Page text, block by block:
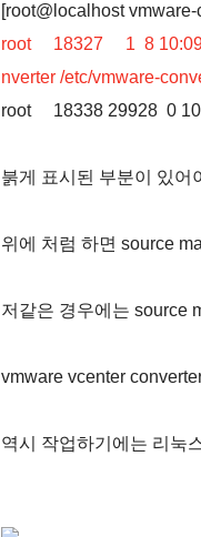
[root@localhost
root 18327 1 8 10:09
nverter /etc/vmware-
root 18338 29928 0
붉게 표시된 부분이 있어
위에 처럼 하면 source
저같은 경우에는 source
vmware vcenter
역시 작업하기에는 리눅